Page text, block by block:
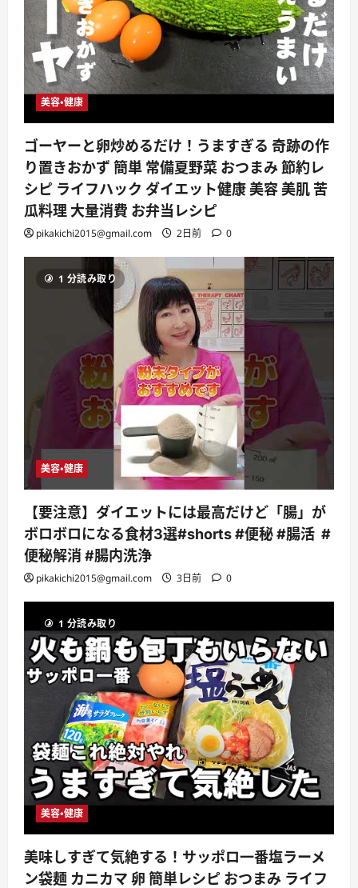
美容・健康
ゴーヤーと卵炒めるだけ！うますぎる 奇跡の作
り置きおかず 簡単 常備夏野菜 おつまみ 節約レ
シピ ライフハック ダイエット健康 美容 美肌 苦
瓜料理 大量消費 お弁当レシピ
pikakichi2015@gmail.com 2日前 0
1 分読み取り
美容・健康
【要注意】ダイエットには最高だけど「腸」が
ボロボロになる食材3選#shorts #便秘 #腸活 #
便秘解消 #腸内洗浄
pikakichi2015@gmail.com 3日前 0
1 分読み取り
美容・健康
美味しすぎて気絶する！サッポロ一番塩ラーメ
ン袋麺 カニカマ 卵 簡単レシピ おつまみ ライフ